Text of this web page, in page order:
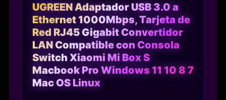
UGREEN Adaptador USB 3.0 a
Ethernet 1000Mbps, Tarjeta de
Red RJ45 Gigabit Convertidor
LAN Compatible con Consola
Switch Xiaomi Mi Box S
Macbook Pro Windows 11 10 8 7
Mac OS Linux